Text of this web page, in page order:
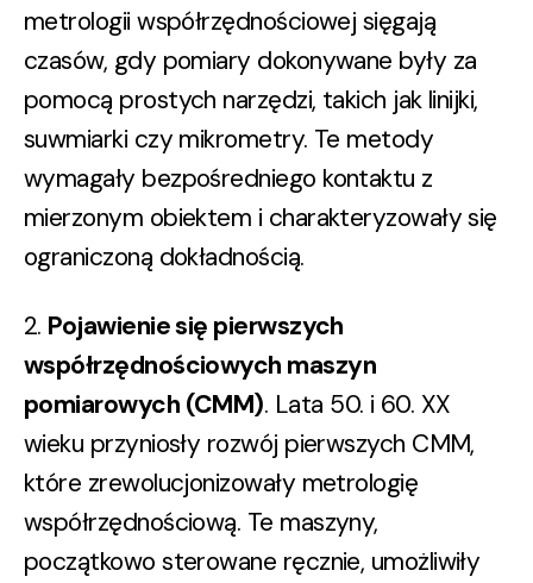
metrologii współrzędnościowej sięgają
czasów, gdy pomiary dokonywane były za
pomocą prostych narzędzi, takich jak linijki,
suwmiarki czy mikrometry. Te metody
wymagały bezpośredniego kontaktu z
mierzonym obiektem i charakteryzowały się
ograniczoną dokładnością.
2. Pojawienie się pierwszych
współrzędnościowych maszyn
pomiarowych (CMM). Lata 50. i 60. XX
wieku przyniosły rozwój pierwszych CMM,
które zrewolucjonizowały metrologię
współrzędnościową. Te maszyny,
początkowo sterowane ręcznie, umożliwiły